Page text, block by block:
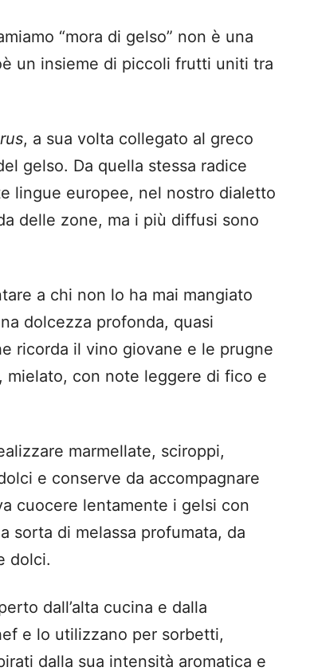
“mora di gelso” non è una
un insieme di piccoli frutti uniti tra
, a sua volta collegato al greco
gelso. Da quella stessa radice
lingue europee, nel nostro dialetto
delle zone, ma i più diffusi sono
a chi non lo ha mai mangiato
dolcezza profonda, quasi
ricorda il vino giovane e le prugne
mielato, con note leggere di fico e
marmellate, sciroppi,
e conserve da accompagnare
cuocere lentamente i gelsi con
sorta di melassa profumata, da
dolci.
dall’alta cucina e dalla
e lo utilizzano per sorbetti,
dalla sua intensità aromatica e